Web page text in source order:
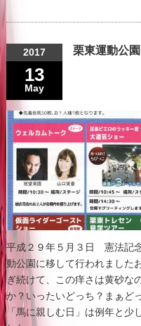
2017
13
May
栗東運動公
平成２９年５月３日 憲法記
動公園に移して行われました
ぎ続けて、この痒さは黄砂な
か？いったいどっち？まぁど
「馬に親しむ日」は例年と少